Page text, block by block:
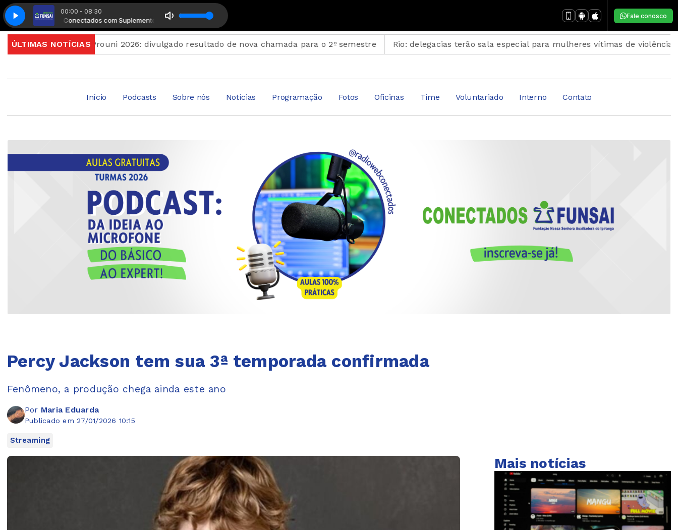
00:00 - 08:30
Manhã Conectados com Suplemento MusicalManhã Conectados com Suplemento Musical
Fale conosco
ÚLTIMAS NOTÍCIAS
quinta Prouni 2026: divulgado resultado de nova chamada para o 2º semestre Rio: delegacias terão sala especial para mulheres vítimas de violência
Início Podcasts Sobre nós Notícias Programação Fotos Oficinas Time Voluntariado Interno Contato
Percy Jackson tem sua 3ª temporada confirmada
Fenômeno, a produção chega ainda este ano
Por Maria Eduarda
Publicado em 27/01/2026 10:15
Streaming
Mais notícias